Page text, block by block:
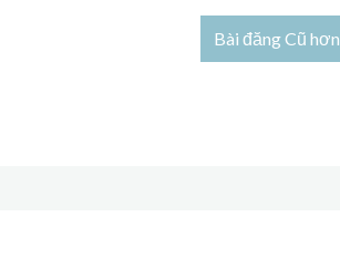
Bài đăng Cũ hơn